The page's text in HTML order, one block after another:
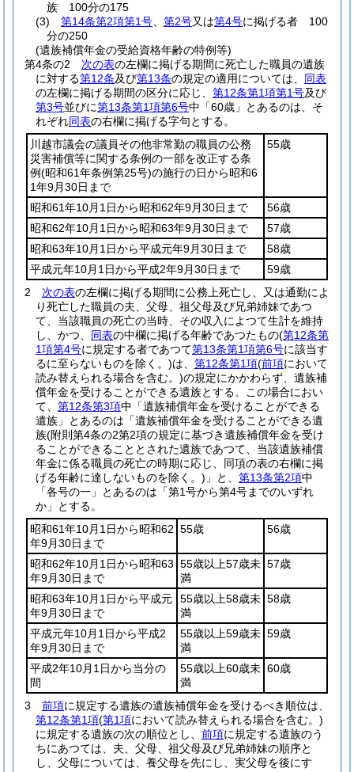
族 100分の175
(3)
第14条第2項第1号 第2号又は第4号に掲げる者 100
分の250
(遺族補償年金の受給資格年齢の特例等)
第4条の2
次の表の左欄に掲げる期間に死亡した職員の遺族
に対する第12条及び第13条の規定の適用については、 同表
の左欄に掲げる期間の区分に応じ、 第12条第1項第1号及び
第3号並びに第13条第1項第6号中「60歳」とあるのは、そ
れぞれ同表の右欄に掲げる字句とする。
川越市議会の議員その他非常勤の職員の公務
災害補償等に関する条例の一部を改正する条
例(昭和61年条例第25号)の施行の日から昭和6
1年9月30日まで
55歳
昭和61年10月1日から昭和62年9月30日まで
56歳
昭和62年10月1日から昭和63年9月30日まで
57歳
昭和63年10月1日から平成元年9月30日まで
58歳
平成元年10月1日から平成2年9月30日まで
59歳
2
次の表の左欄に掲げる期間に公務上死亡し、又は通勤によ
り死亡した職員の夫、父母、祖父母及び兄弟姉妹であつ
て、当該職員の死亡の当時、その収入によつて生計を維持
し、かつ、 同表の中欄に掲げる年齢であつたもの(第12条第
1項第4号に規定する者であつて第13条第1項第6号に該当す
るに至らないものを除く。)は、 第12条第1項(前項において
読み替えられる場合を含む。)の規定にかかわらず、遺族補
償年金を受けることができる遺族とする。
この場合におい
て、 第12条第3項中「遺族補償年金を受けることができる
遺族」とあるのは「遺族補償年金を受けることができる遺
族(附則第4条の2第2項の規定に基づき遺族補償年金を受け
ることができることとされた遺族であつて、当該遺族補償
年金に係る職員の死亡の時期に応じ、同項の表の右欄に掲
げる年齢に達しないものを除く。) 」と、 第13条第2項中
「各号の一」とあるのは「第1号から第4号までのいずれ
か」とする。
昭和61年10月1日から昭和62
年9月30日まで
55歳 56歳
昭和62年10月1日から昭和63
年9月30日まで
55歳以上57歳未
満
57歳
昭和63年10月1日から平成元
年9月30日まで
55歳以上58歳未
満
58歳
平成元年10月1日から平成2
年9月30日まで
55歳以上59歳未
満
59歳
平成2年10月1日から当分の
間
55歳以上60歳未
満
60歳
3 前項に規定する遺族の遺族補償年金を受けるべき順位は、
第12条第1項(第1項において読み替えられる場合を含む。)
に規定する遺族の次の順位とし、 前項に規定する遺族のう
ちにあつては、夫、父母、祖父母及び兄弟姉妹の順序と
し、父母については、養父母を先にし、実父母を後にす